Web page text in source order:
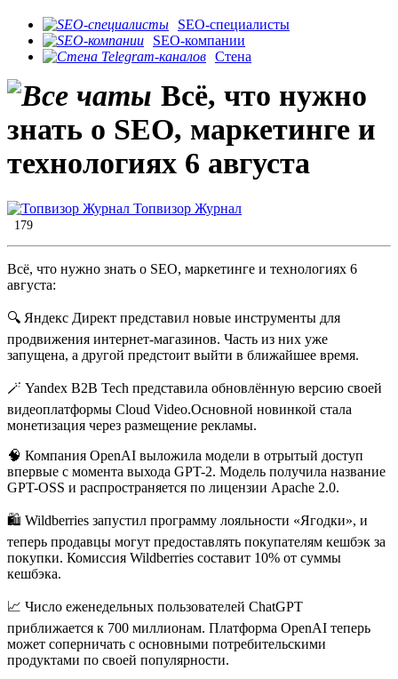
SEO-специалисты
SEO-компании
Стена
Всё, что нужно
знать о SEO, маркетинге и
технологиях 6 августа
Топвизор Журнал
179
Всё, что нужно знать о SEO, маркетинге и технологиях 6
августа:
🔍 Яндекс Директ представил новые инструменты для
продвижения интернет-магазинов. Часть из них уже
запущена, а другой предстоит выйти в ближайшее время.
🪄 Yandex B2B Tech представила обновлённую версию своей
видеоплатформы Cloud Video.Основной новинкой стала
монетизация через размещение рекламы.
🧠 Компания OpenAI выложила модели в отрытый доступ
впервые с момента выхода GPT-2. Модель получила название
GPT-OSS и распространяется по лицензии Apache 2.0.
🛍 Wildberries запустил программу лояльности «Ягодки», и
теперь продавцы могут предоставлять покупателям кешбэк за
покупки. Комиссия Wildberries составит 10% от суммы
кешбэка.
📈 Число еженедельных пользователей ChatGPT
приближается к 700 миллионам. Платформа OpenAI теперь
может соперничать с основными потребительскими
продуктами по своей популярности.